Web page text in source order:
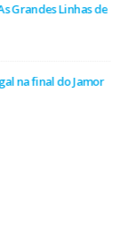
Grandes Linhas de
na final do Jamor